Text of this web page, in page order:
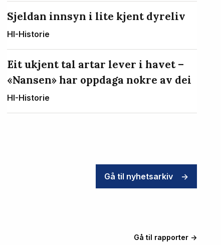
Sjeldan innsyn i lite kjent dyreliv
HI-Historie
Eit ukjent tal artar lever i havet –
«Nansen» har oppdaga nokre av dei
HI-Historie
Gå til nyhetsarkiv ->
Gå til rapporter ->